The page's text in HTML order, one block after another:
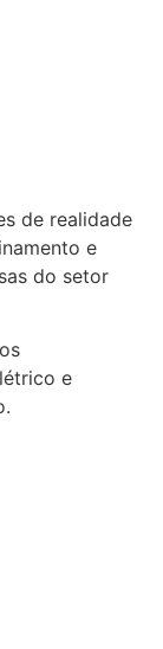
de realidade
e
do setor
e